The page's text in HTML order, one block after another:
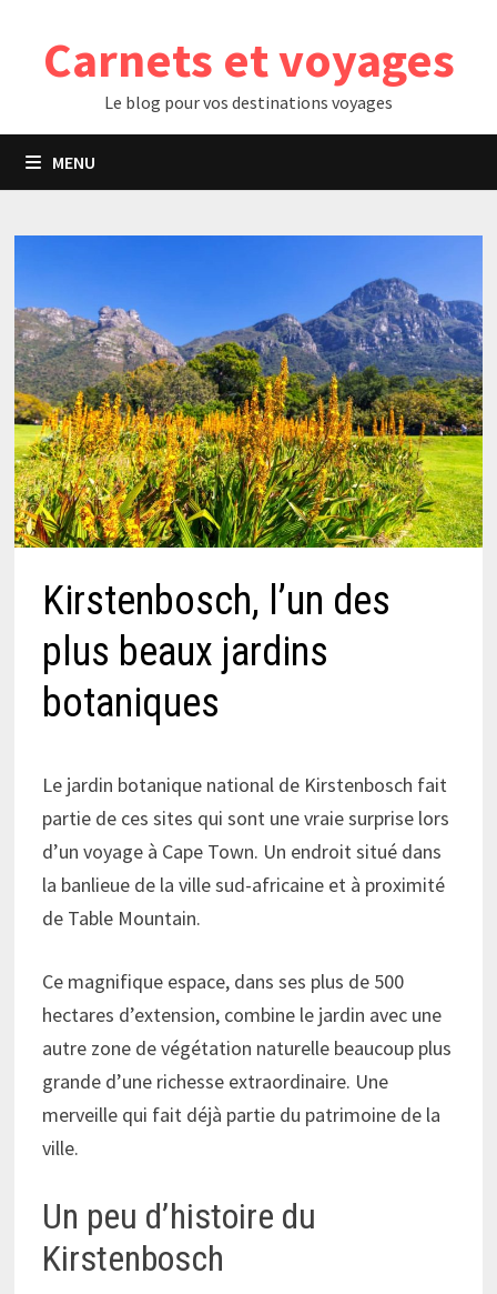
contenuCarnets et voyages
Le blog pour vos destinations voyages
MENU
Kirstenbosch, l’un des
plus beaux jardins
botaniques
Le jardin botanique national de Kirstenbosch fait
partie de ces sites qui sont une vraie surprise lors
d’un voyage à Cape Town. Un endroit situé dans
la banlieue de la ville sud-africaine et à proximité
de Table Mountain.
Ce magnifique espace, dans ses plus de 500
hectares d’extension, combine le jardin avec une
autre zone de végétation naturelle beaucoup plus
grande d’une richesse extraordinaire. Une
merveille qui fait déjà partie du patrimoine de la
ville.
Un peu d’histoire du
Kirstenbosch